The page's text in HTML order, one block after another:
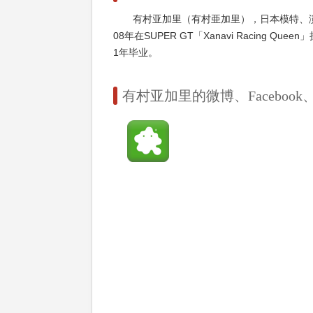
有村亚加里（有村亜加里），日本模特
08年在SUPER GT「Xanavi Racing Queen
1年毕业。
有村亚加里的微博、Facebook